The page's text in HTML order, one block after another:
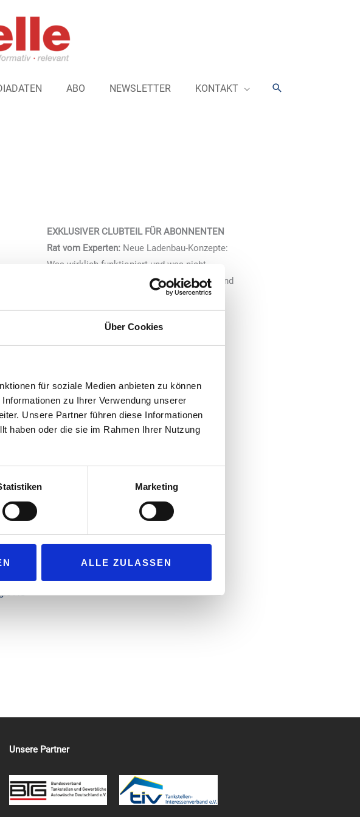
Über Cookies
für soziale Medien anbieten zu können
zu Ihrer Verwendung unserer
Unsere Partner führen diese Informationen
haben oder die sie im Rahmen Ihrer Nutzung
Marketing
ALLE ZULASSEN
ABO NEWSLETTER KONTAKT Suchen
AG“
EXKLUSIVER CLUBTEIL FÜR ABONNENTEN
Rat vom Experten:Neue Ladenbau-Konzepte:
Was wirklich funktioniert und was nicht
Was tun bei Schadensfällen und
10 Tipps:Abschalten: So stoppen Sie das
ständige Grübeln
Monitor:Touren-Tipps für Motorrad und
Unsere Partner